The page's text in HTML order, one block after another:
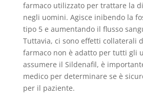
farmaco utilizzato per trattare la
negli uomini. Agisce inibendo la
tipo 5 e aumentando il flusso
Tuttavia, ci sono effetti collaterali
farmaco non è adatto per tutti gli
assumere il Sildenafil, è
medico per determinare se è
per il paziente.